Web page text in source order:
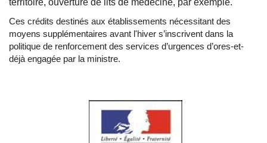
territoire, ouverture de lits de médecine, par exemple.
Ces crédits destinés aux établissements nécessitant des
moyens supplémentaires avant l'hiver s’inscrivent dans la
politique de renforcement des services d’urgences d’ores-et-
déjà engagée par la ministre.